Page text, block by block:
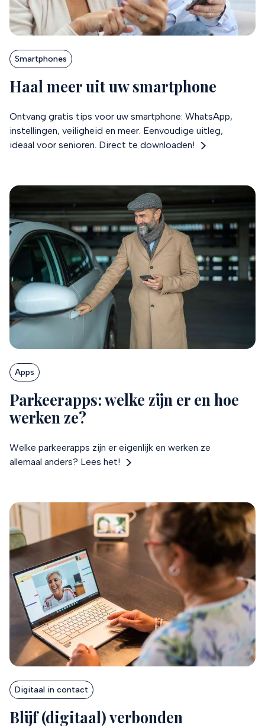
Smartphones
Haal meer uit uw smartphone
Ontvang gratis tips voor uw smartphone: WhatsApp,
instellingen, veiligheid en meer. Eenvoudige uitleg,
ideaal voor senioren. Direct te downloaden!
Apps
Parkeerapps: welke zijn er en hoe
werken ze?
Welke parkeerapps zijn er eigenlijk en werken ze
allemaal anders? Lees het!
Digitaal in contact
Blijf (digitaal) verbonden